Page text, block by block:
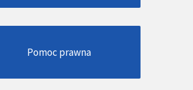
Pomoc prawna